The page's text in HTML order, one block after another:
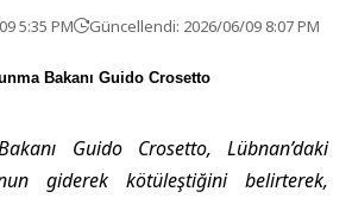
5:35 PM Güncellendi: 2026/06/09 8:07 PM
Bakanı Guido Crosetto
Guido Crosetto, Lübnan’daki
giderek kötüleştiğini belirterek,